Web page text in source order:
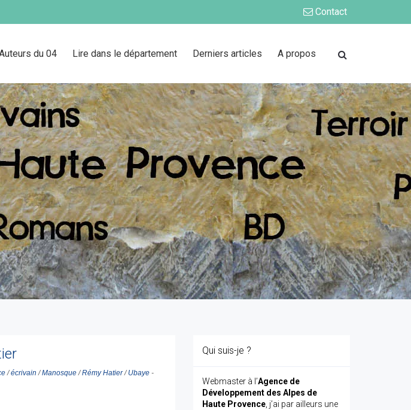
Contact
du 04 Lire dans le département Derniers articles A propos
/écrivain /Manosque/Rémy Hatier/ Ubaye -
Qui suis-je ?
Webmaster à l’Agence de
Développement des Alpes de
Haute Provence, j’ai par ailleurs une